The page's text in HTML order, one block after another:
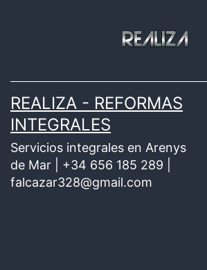
REALIZA - REFORMAS
INTEGRALES
Servicios integrales en Arenys
de Mar | +34 656 185 289 |
falcazar328@gmail.com